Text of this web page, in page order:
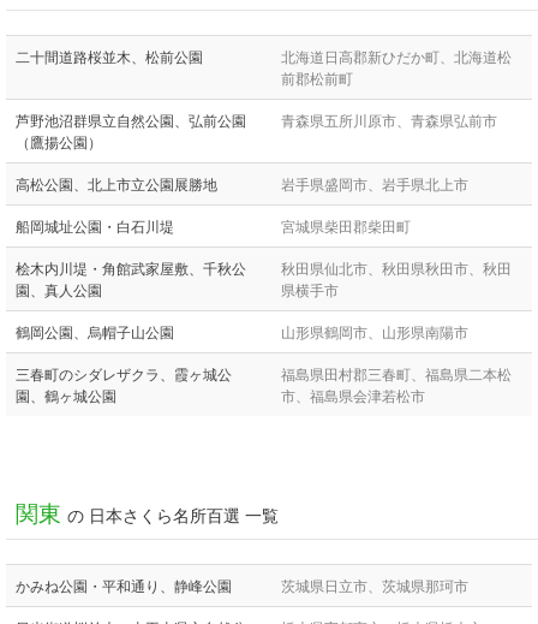
二十間道路桜並木、松前公園
北海道日高郡新ひだか町、北海道松
前郡松前町
芦野池沼群県立自然公園、弘前公園
（鷹揚公園）
青森県五所川原市、青森県弘前市
高松公園、北上市立公園展勝地 岩手県盛岡市、岩手県北上市
船岡城址公園・白石川堤 宮城県柴田郡柴田町
桧木内川堤・角館武家屋敷、千秋公
園、真人公園
秋田県仙北市、秋田県秋田市、秋田
県横手市
鶴岡公園、烏帽子山公園 山形県鶴岡市、山形県南陽市
三春町のシダレザクラ、霞ヶ城公
園、鶴ヶ城公園
福島県田村郡三春町、福島県二本松
市、福島県会津若松市
関東 の 日本さくら名所百選 一覧
かみね公園・平和通り、静峰公園 茨城県日立市、茨城県那珂市